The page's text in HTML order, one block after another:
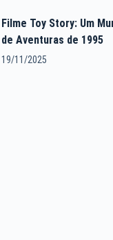
Filme Toy Story: Um
de Aventuras de 1995
19/11/2025